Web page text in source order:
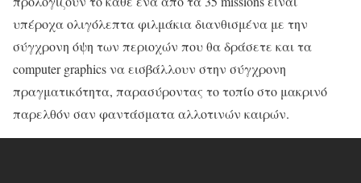
υπέροχα ολιγόλεπτα φιλμάκια διανθισμένα με την
σύγχρονη όψη των περιοχών που θα δράσετε και τα
computer graphics να εισβάλλουν στην σύγχρονη
πραγματικότητα, παρασύροντας το τοπίο στο μακρινό
παρελθόν σαν φαντάσματα αλλοτινών καιρών.